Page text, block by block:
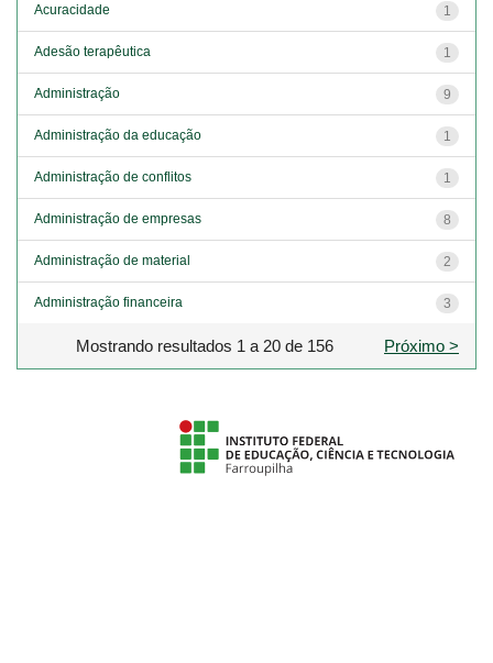
Acuracidade 1
Adesão terapêutica 1
Administração 9
Administração da educação 1
Administração de conflitos 1
Administração de empresas 8
Administração de material 2
Administração financeira 3
Mostrando resultados 1 a 20 de 156 Próximo >